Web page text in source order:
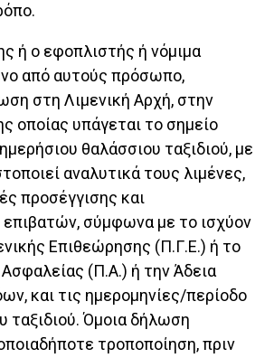
ή ο εφοπλιστής ή νόμιμα
από αυτούς πρόσωπο,
στη Λιμενική Αρχή, στην
οποίας υπάγεται το σημείο
θαλάσσιου ταξιδιού, με
αναλυτικά τους λιμένες,
προσέγγισης και
επιβατών, σύμφωνα με το ισχύον
Επιθεώρησης (Π.Γ.Ε.) ή το
Ασφαλείας (Π.Α.) ή την Άδεια
και τις ημερομηνίες/περίοδο
ταξιδιού. Όμοια δήλωση
τροποποίηση, πριν